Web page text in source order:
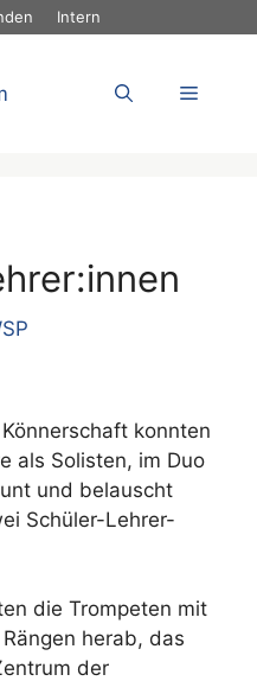
Intern
Menü
konnten
als Solisten, im Duo
und belauscht
Schüler-Lehrer-
die Trompeten mit
herab, das
der